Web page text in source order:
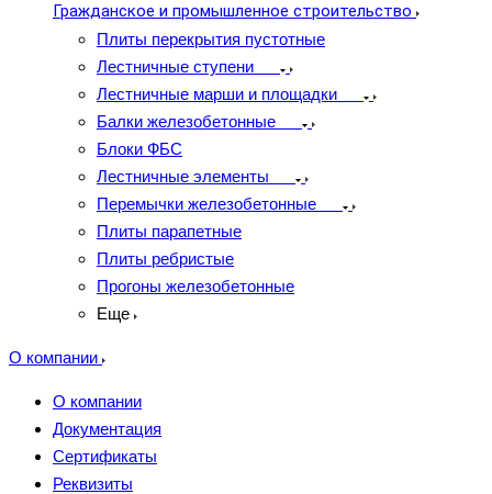
Гражданское и промышленное строительство
Плиты перекрытия пустотные
Лестничные ступени
Лестничные марши и площадки
Балки железобетонные
Блоки ФБС
Лестничные элементы
Перемычки железобетонные
Плиты парапетные
Плиты ребристые
Прогоны железобетонные
Еще
О компании
О компании
Документация
Сертификаты
Реквизиты